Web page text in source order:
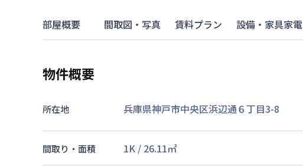
部屋概要 間取図・写真 賃料プラン 設備・家具家電
物件概要
所在地 兵庫県神戸市中央区浜辺通６丁目3-8
間取り・面積 1K / 26.11㎡